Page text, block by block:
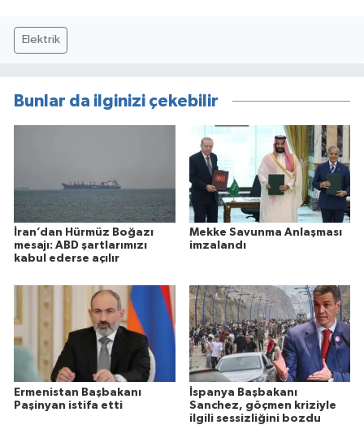
Elektrik
Bunlar da ilginizi çekebilir
İran’dan Hürmüz Boğazı
mesajı: ABD şartlarımızı
kabul ederse açılır
Mekke Savunma Anlaşması
imzalandı
Ermenistan Başbakanı
Paşinyan istifa etti
İspanya Başbakanı
Sanchez, göçmen kriziyle
ilgili sessizliğini bozdu